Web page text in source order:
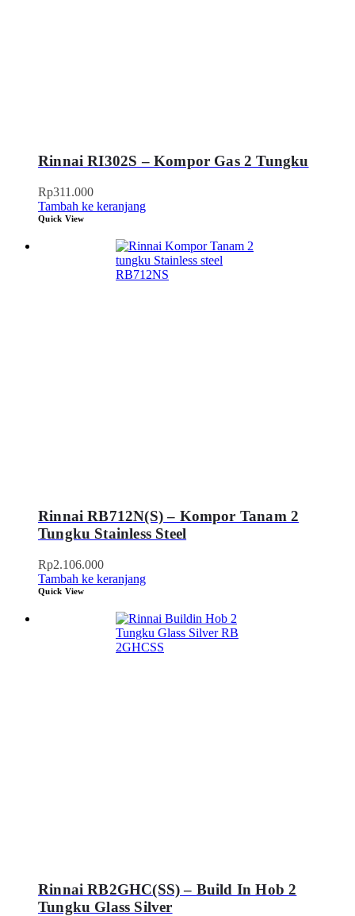
Rinnai RI302S – Kompor Gas 2 Tungku
Rp311.000
Tambah ke keranjang
Quick View
Rinnai RB712N(S) – Kompor Tanam 2
Tungku Stainless Steel
Rp2.106.000
Tambah ke keranjang
Quick View
Rinnai RB2GHC(SS) – Build In Hob 2
Tungku Glass Silver